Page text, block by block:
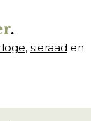
.
, sieraad en